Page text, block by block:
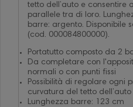
tetto dell’auto e consentire
parallele tra di loro.
barre: argento. Disponibile
(cod. 000084800000).
Portatutto composto da 2
Da completare con
normali o con punti fissi
Possibilità di regolare ogni
curvatura del tetto dell’auto
Lunghezza barre: 123 cm